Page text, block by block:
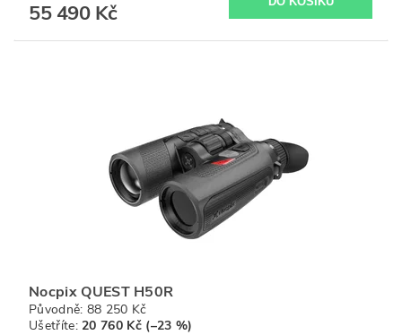
55 490 Kč
Nocpix QUEST H50R
Původně: 88 250 Kč
Ušetříte: 20 760 Kč (–23 %)